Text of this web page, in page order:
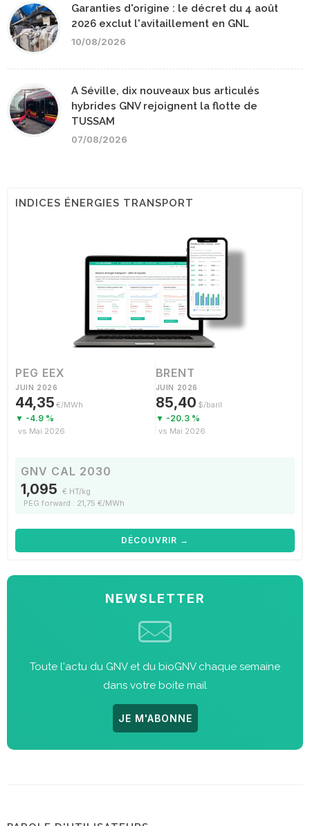
Garanties d'origine : le décret du 4 août
2026 exclut l'avitaillement en GNL
10/08/2026
A Séville, dix nouveaux bus articulés
hybrides GNV rejoignent la flotte de
TUSSAM
07/08/2026
INDICES ÉNERGIES TRANSPORT
PEG EEX
JUIN 2026
44,35 €/MWh
▼ -4.9 %
vs Mai 2026
BRENT
JUIN 2026
85,40 $/baril
▼ -20.3 %
vs Mai 2026
GNV CAL 2030
1,095 € HT/kg
PEG forward : 21,75 €/MWh
DÉCOUVRIR →
NEWSLETTER
Toute l'actu du GNV et du bioGNV chaque semaine
dans votre boite mail
JE M'ABONNE